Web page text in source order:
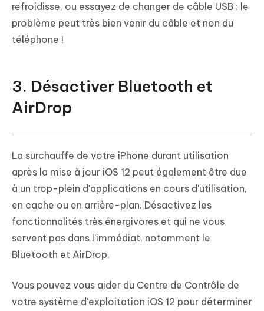
refroidisse, ou essayez de changer de câble USB : le
problème peut très bien venir du câble et non du
téléphone !
3. Désactiver Bluetooth et
AirDrop
La surchauffe de votre iPhone durant utilisation
après la mise à jour iOS 12 peut également être due
à un trop-plein d'applications en cours d'utilisation,
en cache ou en arrière-plan. Désactivez les
fonctionnalités très énergivores et qui ne vous
servent pas dans l'immédiat, notamment le
Bluetooth et AirDrop.
Vous pouvez vous aider du Centre de Contrôle de
votre système d'exploitation iOS 12 pour déterminer